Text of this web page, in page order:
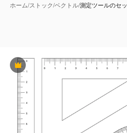
ホーム/ストック/ベクトル/測定ツールのセ
Premium